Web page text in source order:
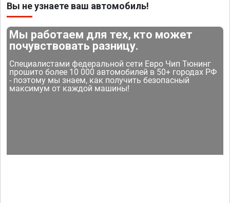
Вы не узнаете ваш автомобиль!
Мы работаем для тех, кто может
почувствовать разницу.
Специалистами федеральной сети Евро Чип Тюнинг
прошито более 10 000 автомобилей в 50+ городах РФ
- поэтому мы знаем, как получить безопасный
максимум от каждой машины!